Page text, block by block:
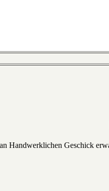
Handwerklichen Geschick